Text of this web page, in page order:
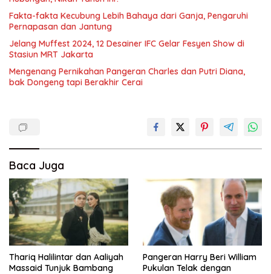
Fakta-fakta Kecubung Lebih Bahaya dari Ganja, Pengaruhi
Pernapasan dan Jantung
Jelang Muffest 2024, 12 Desainer IFC Gelar Fesyen Show di
Stasiun MRT Jakarta
Mengenang Pernikahan Pangeran Charles dan Putri Diana,
bak Dongeng tapi Berakhir Cerai
Baca Juga
Thariq Halilintar dan Aaliyah
Massaid Tunjuk Bambang
Pangeran Harry Beri William
Pukulan Telak dengan